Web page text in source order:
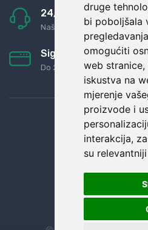
druge
bi poboljšala
omogućiti
web stranice,
iskustva na
mjerenje
proizvode i
interakcija,
su
24/7 odlična podrška
Naši agenti uvijek na
Sigurno obročno
Do 24 rata bez kamata